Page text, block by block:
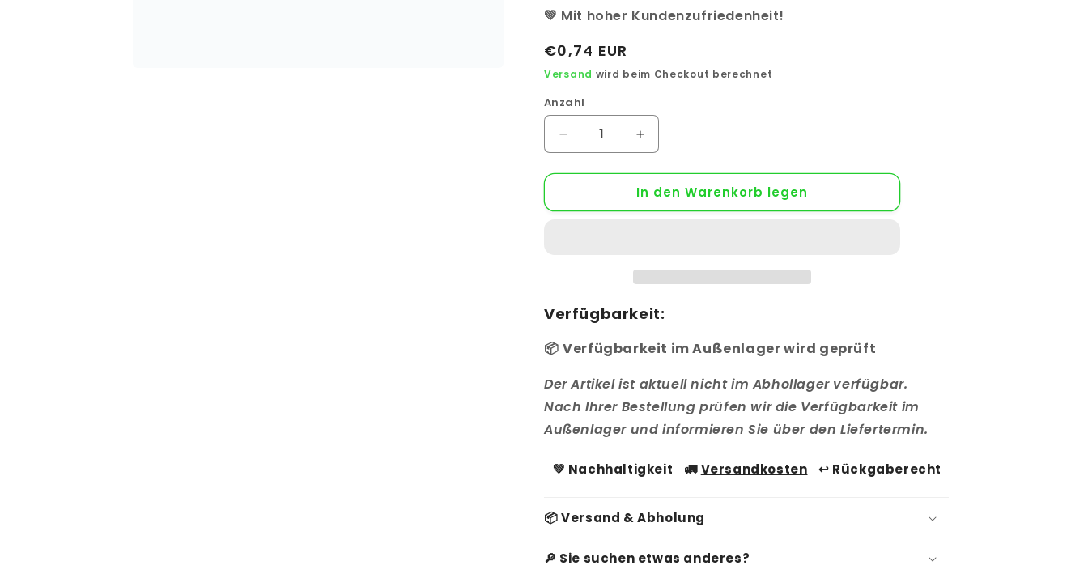
💚 Mit hoher Kundenzufriedenheit!
Normaler
Preis
€0,74 EUR
Versand wird beim Checkout berechnet
Anzahl
Anzahl
Verringere
die
Menge
K2
von
Solarkabeln
Erhöhe
die
Menge
für
K2
von
In den Warenkorb legen
Verfügbarkeit:
📦Verfügbarkeit im Außenlager wird geprüft
Der Artikel ist aktuell nicht im Abhollager verfügbar.
Nach Ihrer Bestellung prüfen wir die Verfügbarkeit im
Außenlager und informieren Sie über den Liefertermin.
💚 Nachhaltigkeit 🚛Versandkosten ↩️ Rückgaberecht
📦 Versand & Abholung
🔎 Sie suchen etwas anderes?